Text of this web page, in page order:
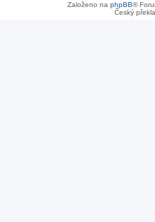
Založeno na phpBB®
Český